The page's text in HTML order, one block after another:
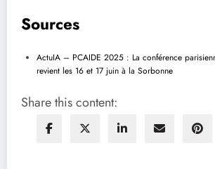
Sources
ActuIA – PCAIDE 2025 : La conférence
revient les 16 et 17 juin à la Sorbonne
Share this content: